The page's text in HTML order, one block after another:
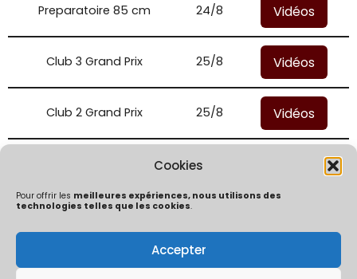
Cookies
Pour offrir les meilleures expériences, nous utilisons des
technologies telles que les cookies.
Accepter
Preparatoire 85 cm 24/8 Vidéos
Club 3 Grand Prix 25/8 Vidéos
Club 2 Grand Prix 25/8 Vidéos
25/8
Politique de confidentialité
Politique de cookies (UE)